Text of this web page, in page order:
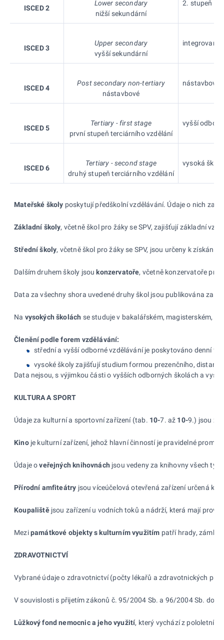
ISCED 2
Lower secondary
nižší sekundární
2. stupeň
ISCED 3
Upper secondary
vyšší sekundární
integrovaný
ISCED 4
Post secondary non-tertiary
nástavbové
nástavbové
ISCED 5
Tertiary - first stage
první stupeň terciárního vzdělání
vyšší
ISCED 6
Tertiary - second stage
druhý stupeň terciárního vzdělání
vysoká
Mateřské školy poskytují předškolní vzdělávání. Údaje o nich
Základní školy, včetně škol pro žáky se SPV, zajišťují základní
Střední školy, včetně škol pro žáky se SPV, jsou určeny k
Dalším druhem školy jsou konzervatoře, včetně konzervatoře pro
Data za všechny shora uvedené druhy škol jsou publikována za
Na vysokých školách se studuje v bakalářském, magisterském,
Členění podle forem vzdělávání:
střední a vyšší odborné vzdělávání je poskytováno denní
vysoké školy zajišťují studium formou prezenčního,
Data nejsou, s výjimkou části o vyšších odborných školách a
KULTURA A SPORT
Údaje za kulturní a sportovní zařízení (tab. 10-7. až 10-9.) jsou
Kinoje kulturní zařízení, jehož hlavní činností je pravidelné
Údaje oveřejných knihovnách jsou vedeny za knihovny všech
Přírodní amfiteátry jsou víceúčelová otevřená zařízení určená k
Koupalištějsou zařízení u vodních toků a nádrží, která mají
Mezipamátkové objekty s kulturním využitím patří hrady,
ZDRAVOTNICTVÍ
Vybrané údaje o zdravotnictví (počty lékařů a zdravotnických
V souvislosti s přijetím zákonů č. 95/2004 Sb. a 96/2004 Sb.
Lůžkový fond nemocnic a jeho využití, který vychází z